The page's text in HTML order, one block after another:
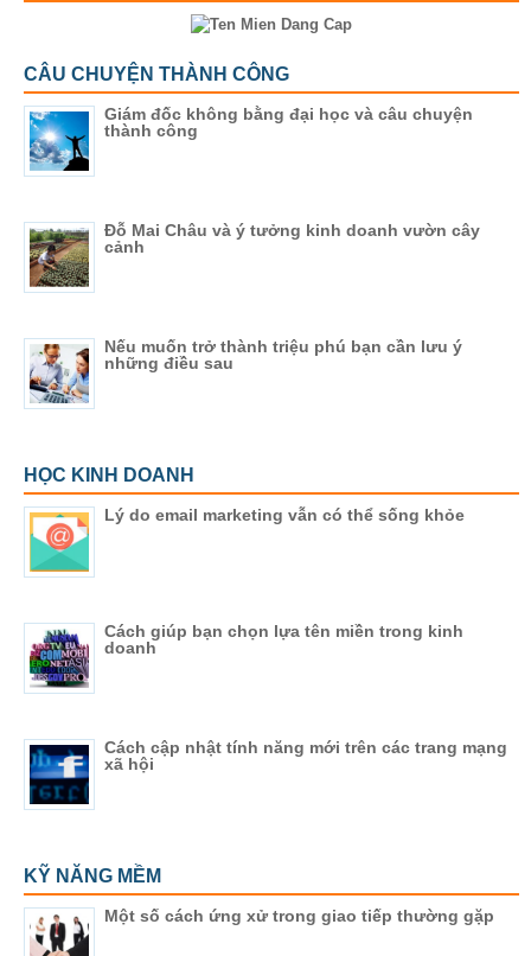
CÂU CHUYỆN THÀNH CÔNG
Giám đốc không bằng đại học và câu chuyện
thành công
Đỗ Mai Châu và ý tưởng kinh doanh vườn cây
cảnh
Nếu muốn trở thành triệu phú bạn cần lưu ý
những điều sau
HỌC KINH DOANH
Lý do email marketing vẫn có thể sống khỏe
Cách giúp bạn chọn lựa tên miền trong kinh
doanh
Cách cập nhật tính năng mới trên các trang mạng
xã hội
KỸ NĂNG MỀM
Một số cách ứng xử trong giao tiếp thường gặp